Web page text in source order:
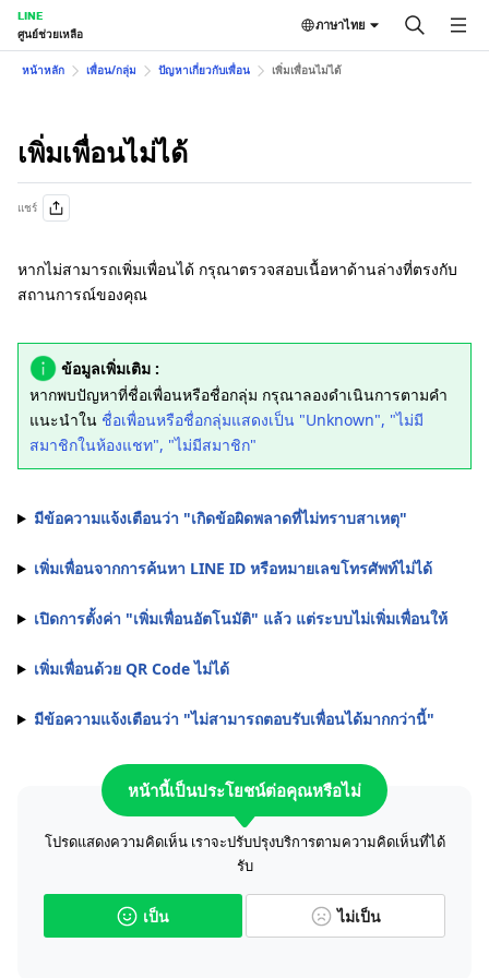
LINE
ศูนย์ช่วยเหลือ
ภาษาไทย
หน้าหลัก เพื่อน/กลุ่ม ปัญหาเกี่ยวกับเพื่อน เพิ่มเพื่อนไม่ได้
เพิ่มเพื่อนไม่ได้
แชร์
หากไม่สามารถเพิ่มเพื่อนได้ กรุณาตรวจสอบเนื้อหาด้านล่างที่ตรงกับ
สถานการณ์ของคุณ
ข้อมูลเพิ่มเติม :
หากพบปัญหาที่ชื่อเพื่อนหรือชื่อกลุ่ม กรุณาลองดำเนินการตามคำ
แนะนำใน ชื่อเพื่อนหรือชื่อกลุ่มแสดงเป็น "Unknown", "ไม่มี
สมาชิกในห้องแชท", "ไม่มีสมาชิก"
มีข้อความแจ้งเตือนว่า "เกิดข้อผิดพลาดที่ไม่ทราบสาเหตุ"
เพิ่มเพื่อนจากการค้นหา LINE ID หรือหมายเลขโทรศัพท์ไม่ได้
เปิดการตั้งค่า "เพิ่มเพื่อนอัตโนมัติ" แล้ว แต่ระบบไม่เพิ่มเพื่อนให้
เพิ่มเพื่อนด้วย QR Code ไม่ได้
มีข้อความแจ้งเตือนว่า "ไม่สามารถตอบรับเพื่อนได้มากกว่านี้"
หน้านี้เป็นประโยชน์ต่อคุณหรือไม่
โปรดแสดงความคิดเห็น เราจะปรับปรุงบริการตามความคิดเห็นที่ได้
รับ
เป็น ไม่เป็น